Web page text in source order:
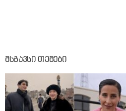
მსგავსი თემები